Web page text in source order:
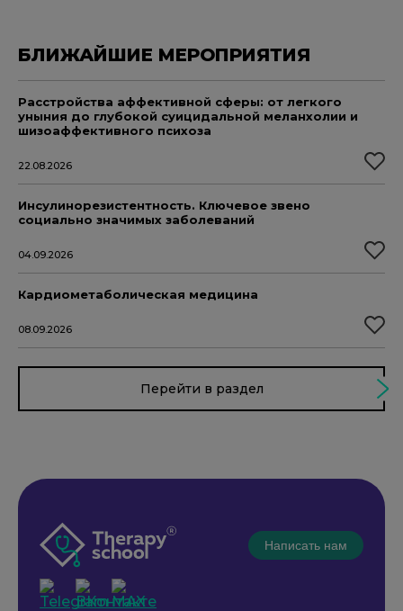
БЛИЖАЙШИЕ МЕРОПРИЯТИЯ
Расстройства аффективной сферы: от легкого
уныния до глубокой суицидальной меланхолии и
шизоаффективного психоза
22.08.2026
Инсулинорезистентность. Ключевое звено
социально значимых заболеваний
04.09.2026
Кардиометаболическая медицина
08.09.2026
Перейти в раздел
Написать нам